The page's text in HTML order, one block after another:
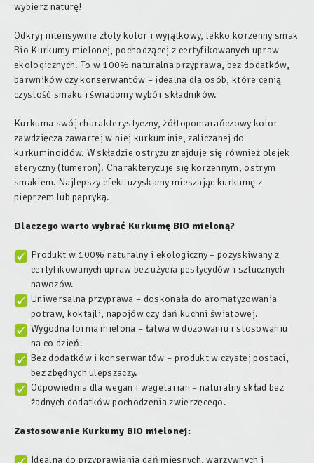
wybierz naturę!
Odkryj intensywnie złoty kolor i wyjątkowy, lekko korzenny smak
Bio Kurkumy mielonej, pochodzącej z certyfikowanych upraw
ekologicznych. To w 100% naturalna przyprawa, bez dodatków,
barwników czy konserwantów – idealna dla osób, które cenią
czystość smaku i świadomy wybór składników.
Kurkuma swój charakterystyczny, żółtopomarańczowy kolor
zawdzięcza zawartej w niej kurkuminie, zaliczanej do
kurkuminoidów. W składzie ostryżu znajduje się również olejek
eteryczny (tumeron). Charakteryzuje się korzennym, ostrym
smakiem. Najlepszy efekt uzyskamy mieszając kurkumę z
pieprzem lub papryką.
Dlaczego warto wybrać Kurkumę BIO mieloną?
Produkt w 100% naturalny i ekologiczny – pozyskiwany z
certyfikowanych upraw bez użycia pestycydów i sztucznych
nawozów.
Uniwersalna przyprawa – doskonała do aromatyzowania
potraw, koktajli, napojów czy dań kuchni światowej.
Wygodna forma mielona – łatwa w dozowaniu i stosowaniu
na co dzień.
Bez dodatków i konserwantów – produkt w czystej postaci,
bez zbędnych ulepszaczy.
Odpowiednia dla wegan i wegetarian – naturalny skład bez
żadnych dodatków pochodzenia zwierzęcego.
Zastosowanie Kurkumy BIO mielonej:
Idealna do przyprawiania dań mięsnych, warzywnych i